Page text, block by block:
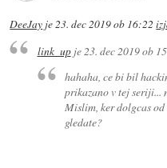
DeeJay je23. dec 2019 ob 16:22
link_upje 23. dec 2019 ob
hahaha, ce bi bil
prikazano v tej seriji...
Mislim, ker dolgcas
gledate?